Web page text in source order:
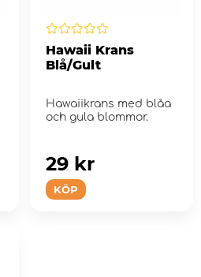
Hawaii Krans
Blå/Gult
Hawaiikrans med blåa
och gula blommor.
KÖP
29 kr